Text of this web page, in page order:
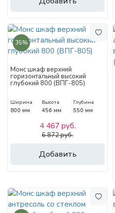
35%
Монс шкаф верхний
горизонтальный высокий
глубокий 800 (ВПГ-805)
Ширина
800 мм
Высота
456 мм
Глубина
550 мм
Добавить
4 467 руб.
6 872 руб.